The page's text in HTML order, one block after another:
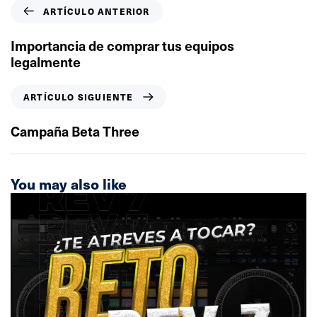
t
í
c
a
n
e
i
ARTÍCULO ANTERIOR
Importancia de comprar tus equipos
legalmente
t
í
c
l
s
e
ARTÍCULO SIGUIENTE
Campaña Beta Three
You may also like